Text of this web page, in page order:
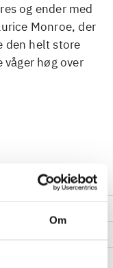
Om
og ender med
Monroe, der
den helt store
våger høg over